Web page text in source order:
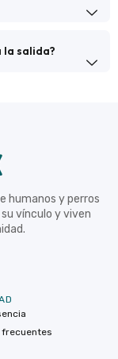
la salida?
humanos y perros
vínculo y viven